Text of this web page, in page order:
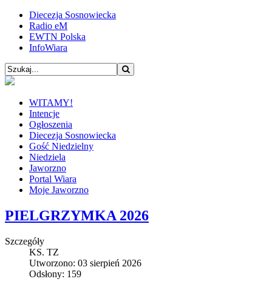
Diecezja Sosnowiecka
Radio eM
EWTN Polska
InfoWiara
WITAMY!
Intencje
Ogłoszenia
Diecezja Sosnowiecka
Gość Niedzielny
Niedziela
Jaworzno
Portal Wiara
Moje Jaworzno
PIELGRZYMKA 2026
Szczegóły
KS. TZ
Utworzono: 03 sierpień 2026
Odsłony: 159